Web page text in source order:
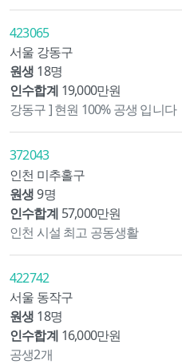
423065
서울 강동구
원생 18명
인수합계 19,000만원
강동구 ] 현원 100% 공생 입니다
372043
인천 미추홀구
원생 9명
인수합계 57,000만원
인천 시설 최고 공동생활
422742
서울 동작구
원생 18명
인수합계 16,000만원
공생2개